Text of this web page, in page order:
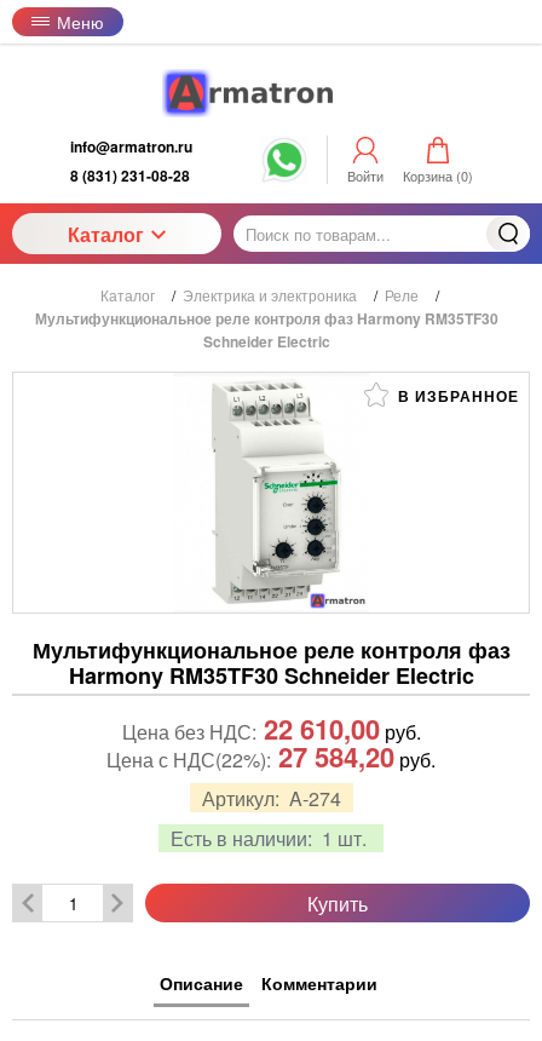
Меню
info@armatron.ru
8 (831) 231-08-28
Войти Корзина (0)
Каталог
Каталог / Электрика и электроника / Реле /
Мультифункциональное реле контроля фаз Harmony RM35TF30
Schneider Electric
В ИЗБРАННОЕ
Мультифункциональное реле контроля фаз
Harmony RM35TF30 Schneider Electric
Артикул: A-274
Есть в наличии: 1 шт.
Цена без НДС: 22 610,00руб.
Цена с НДС(22%): 27 584,20 руб.
Купить
Описание Комментарии